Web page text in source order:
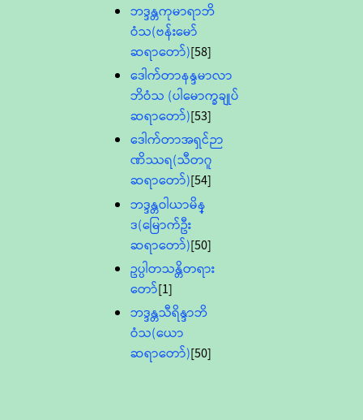
ဘဒ္ဒန္တကုမာရာဘိ
ဝံသ(ဗန်းမော်
ဆရာတော်)[58]
ဒေါက်တာနန္ဒမာလာ
ဘိဝံသ (ပါမောက္ခချုပ်
ဆရာတော်)[53]
ဒေါက်တာအရှင်ဉာ
ဏိဿရ(သီတဂူ
ဆရာတော်)[54]
ဘဒ္ဒန္တဝါယာမိန္
ဒ(မြောက်ဦး
ဆရာတော်)[50]
ဥပ္ပါတသန္တိတရား
တော်[1]
ဘဒ္ဒန္တသီရိန္ဒာဘိ
ဝံသ(ယော
ဆရာတော်)[50]